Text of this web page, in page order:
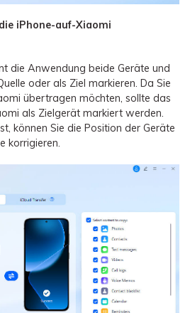
iPhone-auf-Xiaomi
die Anwendung beide Geräte und
oder als Ziel markieren. Da Sie
übertragen möchten, sollte das
als Zielgerät markiert werden.
können Sie die Position der Geräte
korrigieren.